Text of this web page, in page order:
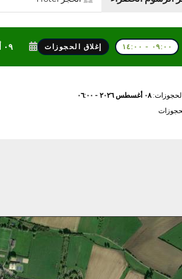
٠٩ أغسطس ٢٠٢٦ ٠٩:٠٠ - ١٤:٠٠ إغلاق الحجوزات
٠٨ أغسطس ٢٠٢٦ - ٠٦:٠٠